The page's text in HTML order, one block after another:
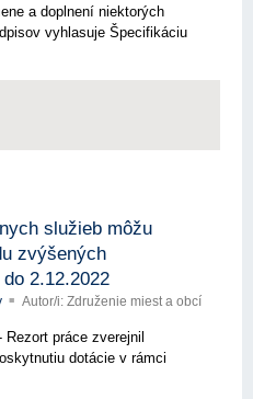
a doplnení niektorých
vyhlasuje Špecifikáciu
služieb môžu
zvýšených
2.12.2022
Autor/i: Združenie miest a obcí
práce zverejnil
dotácie v rámci